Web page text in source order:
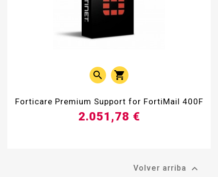
 
Forticare Premium Support for FortiMail 400F
2.051,78 €
Volver arriba 